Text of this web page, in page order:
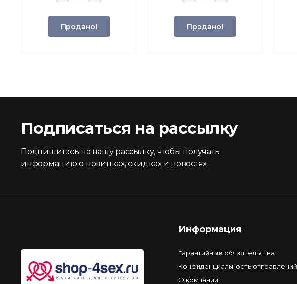
Продано! Продано!
Подписаться на рассылку
Подпишитесь на нашу рассылку, чтобы получать
информацию о новинках, скидках и новостях
Информация
Гарантийные обязятельства
Конфиденциальность отправлений
О компании